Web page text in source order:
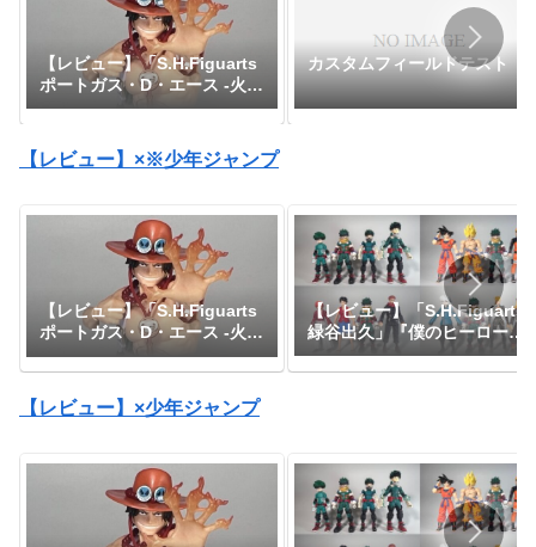
【レビュー】「S.H.Figuarts
ポートガス・D・エース -火
拳-」『ワンピース』
カスタムフィールドテスト
【レビュー】×※少年ジャンプ
【レビュー】「S.H.Figuarts
ポートガス・D・エース -火
拳-」『ワンピース』
【レビュー】「S.H.Figuarts
緑谷出久」『僕のヒーローア
カデミア』
【レビュー】×少年ジャンプ